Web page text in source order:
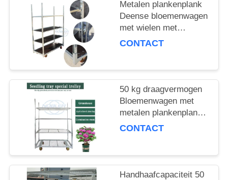
PRIVACYBELEID
Metalen plankenplank
Deense bloemenwagen
met wielen met
remmen Maximale
CONTACT
50 kg draagvermogen
Bloemenwagen met
metalen plankenplank
Ideale keuze voor het
CONTACT
Handhaafcapaciteit 50